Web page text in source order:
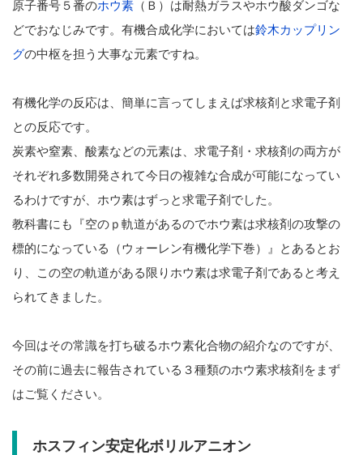
原子番号５番のホウ素 （Ｂ）は耐熱ガラスやホウ酸ダンゴな
どでおなじみです。有機合成化学においては鈴木カップリン
グの中枢を担う大事な元素ですね。
有機化学の反応は、簡単に言ってしまえば求核剤と求電子剤
との反応です。
炭素や窒素、酸素などの元素は、求電子剤・求核剤の両方が
それぞれ多数開発されて今日の複雑な合成が可能になってい
るわけですが、ホウ素はずっと求電子剤でした。
教科書にも『空のｐ軌道があるのでホウ素は求核剤の攻撃の
標的になっている（ウォーレン有機化学下巻）』とあるとお
り、この空の軌道がある限りホウ素は求電子剤であると考え
られてきました。
今回はその常識を打ち破るホウ素化合物の紹介なのですが、
その前に過去に報告されている３種類のホウ素求核剤をまず
はご覧ください。
ホスフィン安定化ボリルアニオン